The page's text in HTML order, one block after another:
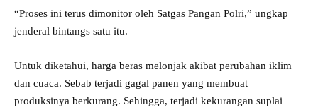
“Proses ini terus dimonitor oleh Satgas Pangan Polri,” ungkap
jenderal bintangs satu itu.
Untuk diketahui, harga beras melonjak akibat perubahan iklim
dan cuaca. Sebab terjadi gagal panen yang membuat
produksinya berkurang. Sehingga, terjadi kekurangan suplai